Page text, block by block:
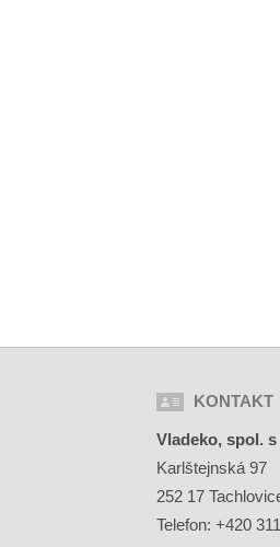
KONTAKT
Vladeko, spol. s
Karlštejnská 97
252 17
Telefon: +420